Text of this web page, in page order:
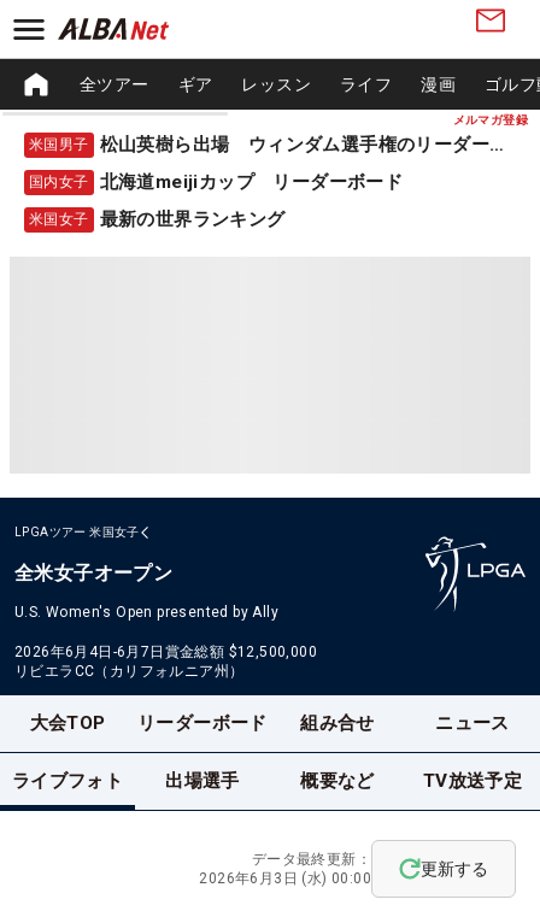
メルマガ登録
全ツアー ギア レッスン ライフ 漫画 ゴル
米国男子 松山英樹ら出場 ウィンダム選手権のリーダーボード
国内女子 北海道meijiカップ リーダーボード
米国女子 最新の世界ランキング
LPGAツアー 米国女子
全米女子オープン
U.S. Women's Open presented by Ally
2026年6月4日-6月7日 賞金総額 $12,500,000
リビエラCC（カリフォルニア州）
大会TOP リーダーボード 組み合せ ニュース
ライブフォト 出場選手 概要など TV放送予定
データ最終更新：
2026年6月3日 (水) 00:00
更新する